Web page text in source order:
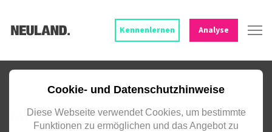
Cookie- und Datenschutzhinweise
Diese Webseite verwendet Cookies, um bestimmte
Funktionen zu ermöglichen und das Angebot zu
Kennenlernen Analyse
TALENTE ÜBERZEUGEN UND BINDEN.
MITARBEITER­GEWINNUNG